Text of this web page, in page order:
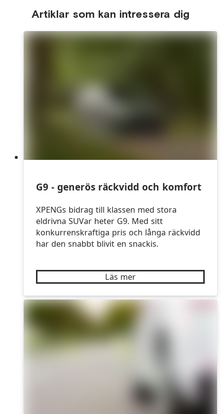
Artiklar som kan intressera dig
G9 - generös räckvidd och komfort
XPENGs bidrag till klassen med stora
eldrivna SUVar heter G9. Med sitt
konkurrenskraftiga pris och långa räckvidd
har den snabbt blivit en snackis.
Läs mer